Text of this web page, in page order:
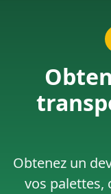
Obtenez un
vos palettes,